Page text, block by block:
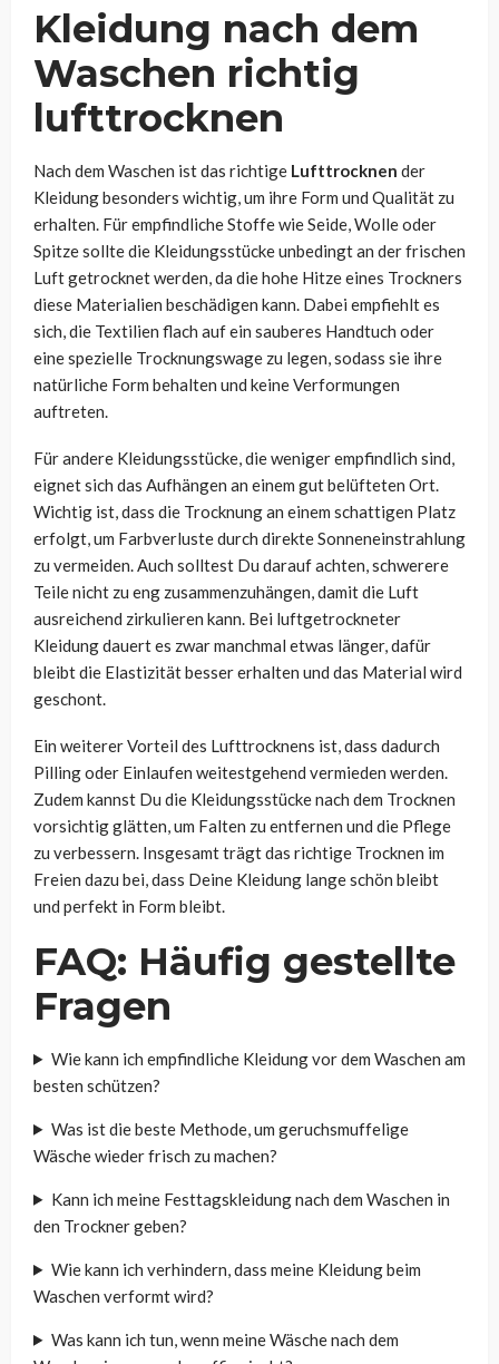
Kleidung nach dem
Waschen richtig
lufttrocknen
Nach dem Waschen ist das richtige Lufttrocknen der
Kleidung besonders wichtig, um ihre Form und Qualität zu
erhalten. Für empfindliche Stoffe wie Seide, Wolle oder
Spitze sollte die Kleidungsstücke unbedingt an der frischen
Luft getrocknet werden, da die hohe Hitze eines Trockners
diese Materialien beschädigen kann. Dabei empfiehlt es
sich, die Textilien flach auf ein sauberes Handtuch oder
eine spezielle Trocknungswage zu legen, sodass sie ihre
natürliche Form behalten und keine Verformungen
auftreten.
Für andere Kleidungsstücke, die weniger empfindlich sind,
eignet sich das Aufhängen an einem gut belüfteten Ort.
Wichtig ist, dass die Trocknung an einem schattigen Platz
erfolgt, um Farbverluste durch direkte Sonneneinstrahlung
zu vermeiden. Auch solltest Du darauf achten, schwerere
Teile nicht zu eng zusammenzuhängen, damit die Luft
ausreichend zirkulieren kann. Bei luftgetrockneter
Kleidung dauert es zwar manchmal etwas länger, dafür
bleibt die Elastizität besser erhalten und das Material wird
geschont.
Ein weiterer Vorteil des Lufttrocknens ist, dass dadurch
Pilling oder Einlaufen weitestgehend vermieden werden.
Zudem kannst Du die Kleidungsstücke nach dem Trocknen
vorsichtig glätten, um Falten zu entfernen und die Pflege
zu verbessern. Insgesamt trägt das richtige Trocknen im
Freien dazu bei, dass Deine Kleidung lange schön bleibt
und perfekt in Form bleibt.
FAQ: Häufig gestellte
Fragen
Wie kann ich empfindliche Kleidung vor dem Waschen am
besten schützen?
Was ist die beste Methode, um geruchsmuffelige
Wäsche wieder frisch zu machen?
Kann ich meine Festtagskleidung nach dem Waschen in
den Trockner geben?
Wie kann ich verhindern, dass meine Kleidung beim
Waschen verformt wird?
Was kann ich tun, wenn meine Wäsche nach dem